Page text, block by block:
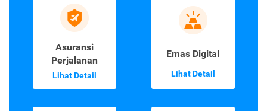
Asuransi
Perjalanan
Lihat Detail
Emas Digital
Lihat Detail